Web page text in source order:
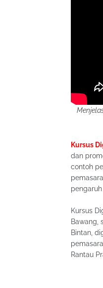
Kursus
dan
contoh
Kursus
Bawang,
Bintan,
Rantau